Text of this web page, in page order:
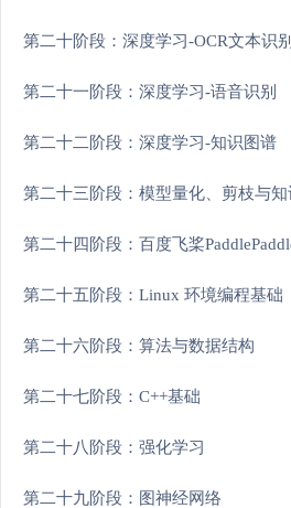
第二十阶段：深度学习-OCR文本识别
第二十一阶段：深度学习-语音识别
第二十二阶段：深度学习-知识图谱
第二十五阶段：Linux 环境编程基础
第二十六阶段：算法与数据结构
第二十七阶段：C++基础
第二十八阶段：强化学习
第二十九阶段：图神经网络